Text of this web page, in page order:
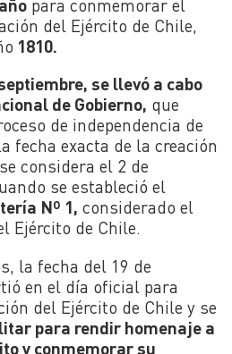
para conmemorar el
del Ejército de Chile,
1810.
se llevó a cabo
de Gobierno, que
de independencia de
fecha exacta de la creación
considera el 2 de
se estableció el
Nº 1, considerado el
Ejército de Chile.
la fecha del 19 de
en el día oficial para
del Ejército de Chile y se
para rendir homenaje a
y conmemorar su